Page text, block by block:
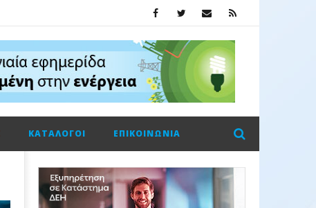
ΚΑΤΆΛΟΓΟΙ ΕΠΙΚΟΙΝΩΝΊΑ